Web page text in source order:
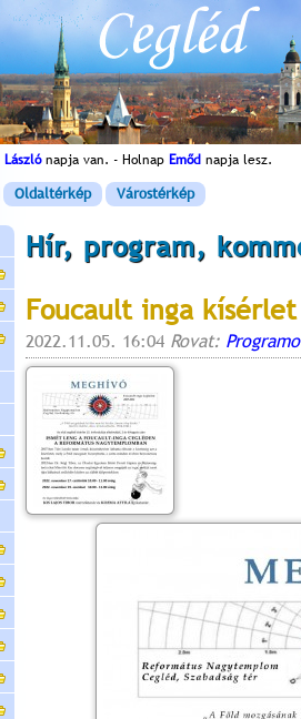
Lászlónapja van. - Holnap Emőd napja lesz.
Oldaltérkép Várostérkép
Hír, program,
Foucault inga kísérlet
2022.11.05. 16:04 Rovat: